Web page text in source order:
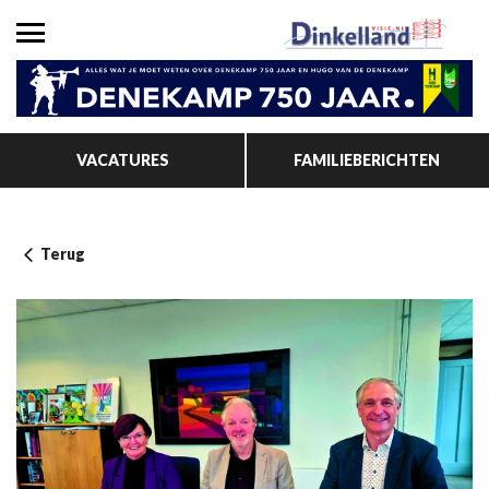
VACATURES FAMILIEBERICHTEN
Terug